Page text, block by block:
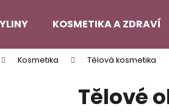
KOSMETIKA A ZDRAVÍ
Kosmetika Tělová kosmetika
Tělové
Co